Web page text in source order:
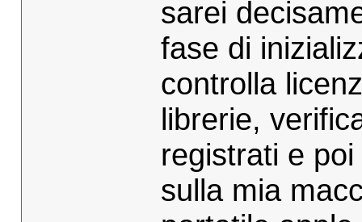
sarei
fase di
controlla
librerie,
registrati e
sulla mia